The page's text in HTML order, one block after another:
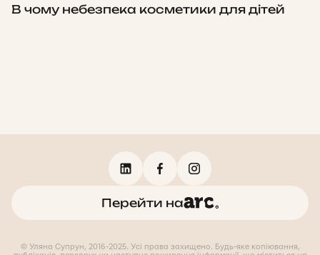
В чому небезпека косметики для дітей
Перейти на
© Уляна Супрун, 2016-2025. Усі права захищено. Будь-яке копіювання,